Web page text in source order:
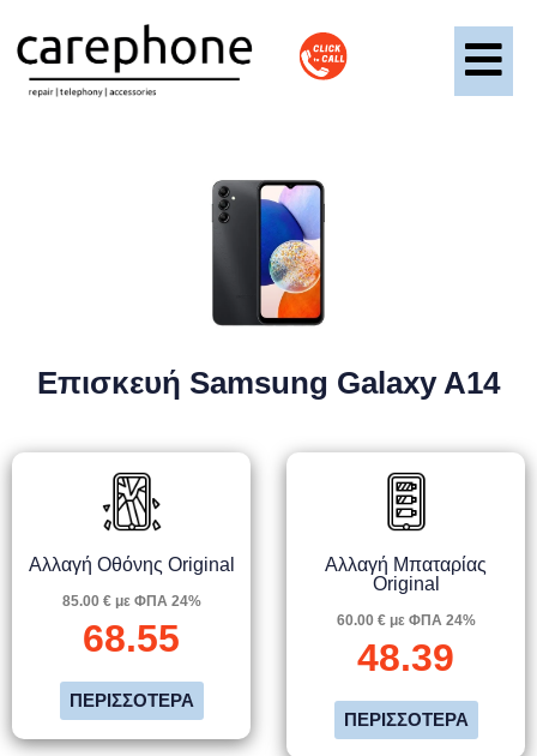
Επισκευή Samsung Galaxy A14
Αλλαγή Οθόνης Original
85.00 € με ΦΠΑ 24%
68.55
ΠΕΡΙΣΣΌΤΕΡΑ
Αλλαγή Μπαταρίας
Original
60.00 € με ΦΠΑ 24%
48.39
ΠΕΡΙΣΣΌΤΕΡΑ